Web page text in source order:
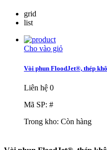
grid
list
Cho vào giỏ
Vòi phun FloodJet®, thép
Liên hệ 0
Mã SP: #
Trong kho: Còn hàng